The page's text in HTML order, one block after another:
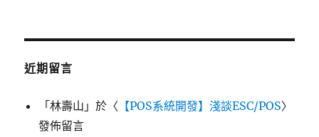
近期留言
「林壽山 」於〈 【POS系統開發】淺談ESC/POS〉
發佈留言